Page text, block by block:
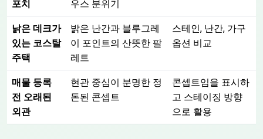
포치
우스 분위기
낡은 데크가
있는 코스탈
주택
밝은 난간과 블루그레
이 포인트의 산뜻한 팔
레트
스테인, 난간, 가구
옵션 비교
매물 등록
전 오래된
외관
현관 중심이 분명한 정
돈된 콘셉트
콘셉트임을 표시하
고 스테이징 방향
으로 활용